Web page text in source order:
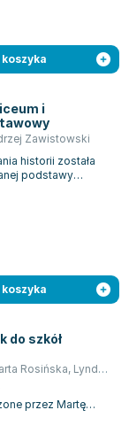
koszyka
i
Zawistowski
historii została
podstawy
i...
koszyka
do szkół
Rosińska, Lynda Edwards
przez Martę
współpracy Moniki